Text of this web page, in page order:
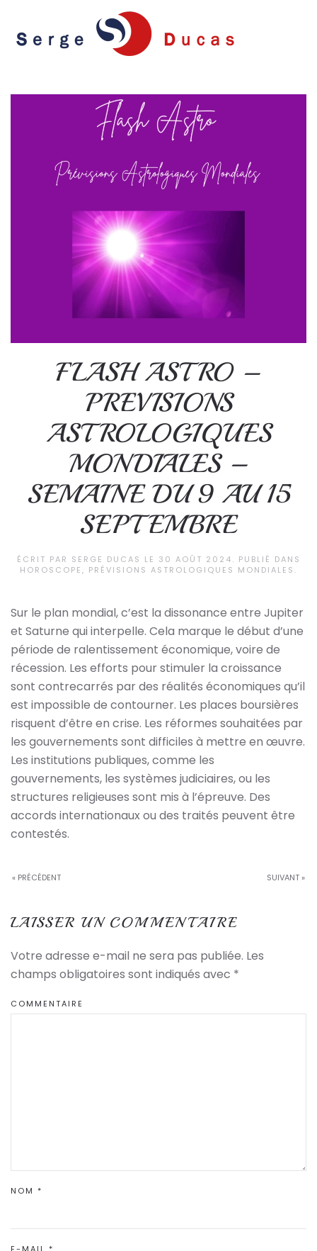
Skip to main content
FLASH ASTRO –
PREVISIONS
ASTROLOGIQUES
MONDIALES –
SEMAINE DU 9 AU 15
SEPTEMBRE
ÉCRIT PAR SERGE DUCAS LE 30 AOÛT 2024. PUBLIÉ DANS
HOROSCOPE, PRÉVISIONS ASTROLOGIQUES MONDIALES .
Sur le plan mondial, c’est la dissonance entre Jupiter
et Saturne qui interpelle. Cela marque le début d’une
période de ralentissement économique, voire de
récession. Les efforts pour stimuler la croissance
sont contrecarrés par des réalités économiques qu’il
est impossible de contourner. Les places boursières
risquent d’être en crise. Les réformes souhaitées par
les gouvernements sont difficiles à mettre en œuvre.
Les institutions publiques, comme les
gouvernements, les systèmes judiciaires, ou les
structures religieuses sont mis à l’épreuve. Des
accords internationaux ou des traités peuvent être
contestés.
« PRÉCÉDENT SUIVANT »
LAISSER UN COMMENTAIRE
Votre adresse e-mail ne sera pas publiée. Les
champs obligatoires sont indiqués avec *
COMMENTAIRE
NOM *
E-MAIL *